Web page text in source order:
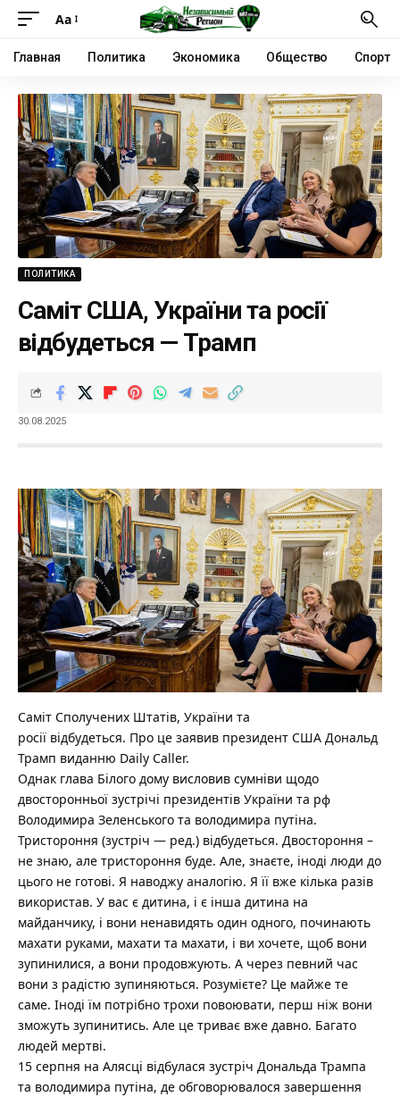
Аа
Главная Политика Экономика Общество Спорт
ПОЛИТИКА
Саміт США, України та росії
відбудеться — Трамп
30.08.2025
Саміт Сполучених Штатів, України та
росії відбудеться. Про це заявив президент США Дональд
Трамп виданню Daily Caller.
Однак глава Білого дому висловив сумніви щодо
двосторонньої зустрічі президентів України та рф
Володимира Зеленського та володимира путіна.
Тристороння (зустріч — ред.) відбудеться. Двостороння –
не знаю, але тристороння буде. Але, знаєте, іноді люди до
цього не готові. Я наводжу аналогію. Я її вже кілька разів
використав. У вас є дитина, і є інша дитина на
майданчику, і вони ненавидять один одного, починають
махати руками, махати та махати, і ви хочете, щоб вони
зупинилися, а вони продовжують. А через певний час
вони з радістю зупиняються. Розумієте? Це майже те
саме. Іноді їм потрібно трохи повоювати, перш ніж вони
зможуть зупинитись. Але це триває вже давно. Багато
людей мертві.
15 серпня на Алясці відбулася зустріч Дональда Трампа
та володимира путіна, де обговорювалося завершення